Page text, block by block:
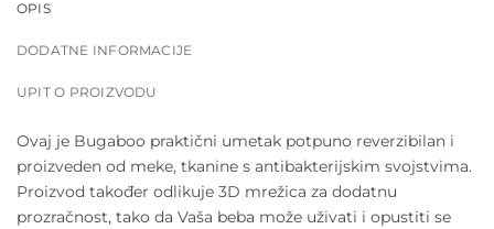
OPIS
DODATNE INFORMACIJE
UPIT O PROIZVODU
Ovaj je Bugaboo praktični umetak potpuno reverzibilan i
proizveden od meke, tkanine s antibakterijskim svojstvima.
Proizvod također odlikuje 3D mrežica za dodatnu
prozračnost, tako da Vaša beba može uživati i opustiti se